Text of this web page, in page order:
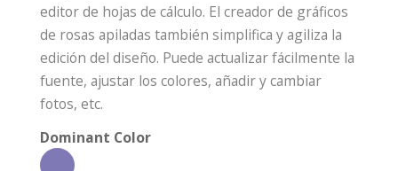
editor de hojas de cálculo. El creador de gráficos
de rosas apiladas también simplifica y agiliza la
edición del diseño. Puede actualizar fácilmente la
fuente, ajustar los colores, añadir y cambiar
fotos, etc.
Dominant Color